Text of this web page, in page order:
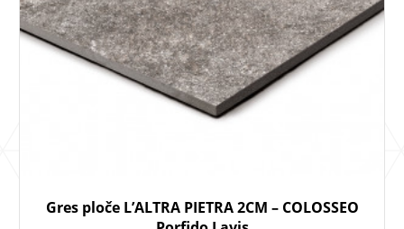
Gres ploče L’ALTRA PIETRA 2CM – COLOSSEO